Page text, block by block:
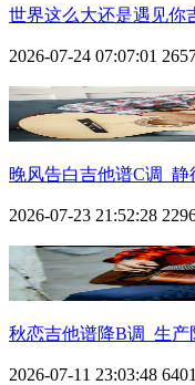
世界这么大还是遇见你
2026-07-24 07:07:01
晚风告白吉他谱C调_
2026-07-23 21:52:28
秋恋吉他谱降B调_生产
2026-07-11 23:03:48